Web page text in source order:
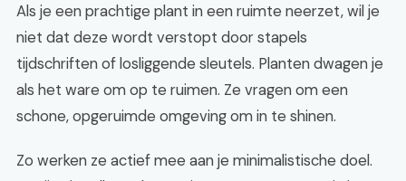
Als je een prachtige plant in een ruimte neerzet, wil je
niet dat deze wordt verstopt door stapels
tijdschriften of losliggende sleutels. Planten dwagen je
als het ware om op te ruimen. Ze vragen om een
schone, opgeruimde omgeving om in te shinen.
Zo werken ze actief mee aan je minimalistische doel.